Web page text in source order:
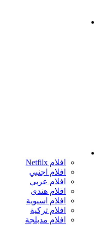
افلام Netfilx
افلام اجنبي
افلام عربي
افلام هندى
افلام اسيوية
افلام تركية
افلام مدبلجة